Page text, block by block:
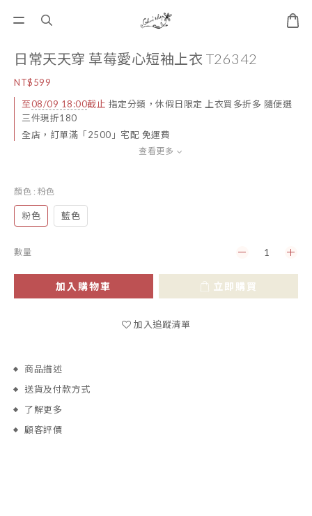
日常天天穿 草莓愛心短袖上衣 T26342
NT$599
至08/09 18:00截止 指定分類，休假日限定 上衣買多折多 隨便選
三件現折180
全店，訂單滿「2500」宅配 免運費
查看更多
顏色 : 粉色
粉色 藍色
數量
加入購物車 立即購買
加入追蹤清單
商品描述
送貨及付款方式
了解更多
顧客評價